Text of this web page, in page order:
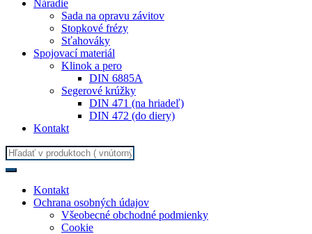
Náradie
Sada na opravu závitov
Stopkové frézy
Sťahováky
Spojovací materiál
Klinok a pero
DIN 6885A
Segerové krúžky
DIN 471 (na hriadeľ)
DIN 472 (do diery)
Kontakt
Search
for:
Kontakt
Ochrana osobných údajov
Všeobecné obchodné podmienky
Cookie